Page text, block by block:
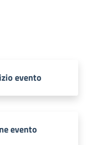
evento
evento